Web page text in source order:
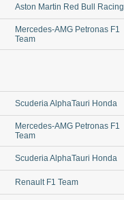
Aston Martin Red Bull Racing
Mercedes-AMG Petronas F1
Team
Scuderia AlphaTauri Honda
Mercedes-AMG Petronas F1
Team
Scuderia AlphaTauri Honda
Renault F1 Team